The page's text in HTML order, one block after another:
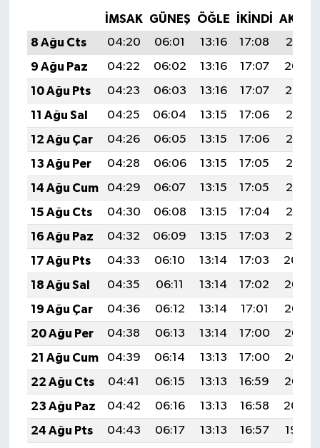
İMSAK GÜNEŞ ÖĞLE İKINDI
8 Ağu Cts
04:20 06:01 13:16 17:08
20:21
9 Ağu Paz
04:22 06:02 13:16 17:07
20:20
10 Ağu Pts
04:23 06:03 13:16 17:07
20:19
11 Ağu Sal
04:25 06:04 13:15 17:06
20:17
12 Ağu Çar
04:26 06:05 13:15 17:06
20:16
13 Ağu Per
04:28 06:06 13:15 17:05
20:15
14 Ağu Cum
04:29 06:07 13:15 17:05
20:13
15 Ağu Cts
04:30 06:08 13:15 17:04
20:12
16 Ağu Paz
04:32 06:09 13:15 17:03
20:10
17 Ağu Pts
04:33 06:10 13:14 17:03
20:09
18 Ağu Sal
04:35 06:11 13:14 17:02
20:08
19 Ağu Çar
04:36 06:12 13:14 17:01
20:06
20 Ağu Per
04:38 06:13 13:14 17:00
20:05
21 Ağu Cum
04:39 06:14 13:13 17:00
20:03
22 Ağu Cts
04:41 06:15 13:13 16:59
20:02
23 Ağu Paz
04:42 06:16 13:13 16:58
20:00
24 Ağu Pts
04:43 06:17 13:13 16:57
19:59